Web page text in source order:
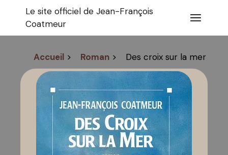
contenu
Le site officiel de Jean-François
Coatmeur
Accueil > Roman > Des croix sur la mer